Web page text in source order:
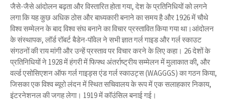
जैसे-जैसे आंदोलन बढ़ता और विस्तारित होता गया, देश के प्रतिनिधियों को लगने
लगा कि यह कुछ अधिक ठोस और बाध्यकारी बनाने का समय है और 1926 में चौथे
विश्व सम्मेलन के बाद विश्व संघ बनाने का विचार प्रस्तावित किया गया था।आंदोलन
के संस्थापक, लॉर्ड रॉबर्ट बैडेन-पॉवेल ने सभी ज्ञात गर्ल गाइड और गर्ल स्काउट
संगठनों की राय मांगी और उन्हें प्रस्ताव पर विचार करने के लिए कहा। 26 देशों के
प्रतिनिधियों ने 1928 में हंगरी में फिफ्थ अंतर्राष्ट्रीय सम्मेलन में मुलाकात की, और
वर्ल्ड एसोसिएशन ऑफ गर्ल गाइड्स एंड गर्ल स्काउट्स (WAGGGS) का गठन किया,
जिसका एक विश्व ब्यूरो लंदन में स्थित सचिवालय के रूप में एक सलाहकार निकाय,
इंटरनेशनल की जगह लेगा। 1919 में कॉउंसिल बनाई गई।